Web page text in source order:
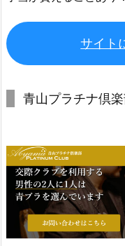
サイト
青山プラチナ倶